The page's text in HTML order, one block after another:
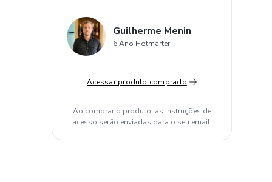
Guilherme Menin
6 Ano Hotmarter
Acessar produto comprado
Ao comprar o produto, as instruções de
acesso serão enviadas para o seu email.